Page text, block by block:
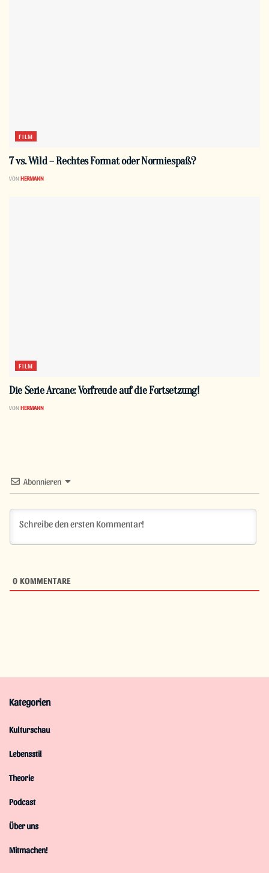
FILM
7 vs. Wild – Rechtes Format oder Normiespaß?
VON HERMANN
FILM
Die Serie Arcane: Vorfreude auf die Fortsetzung!
VON HERMANN
Abonnieren
0 KOMMENTARE
Kategorien
Kulturschau
Lebensstil
Theorie
Podcast
Über uns
Mitmachen!